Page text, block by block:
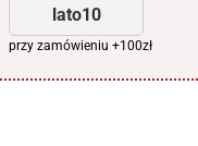
lato10
przy zamówieniu +100zł